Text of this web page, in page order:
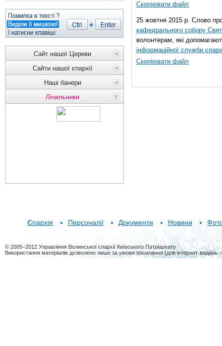
Сайт нашої Церкви
Сайти нашої єпархії
Наші банери
Лічильники
Скопіювати файл
25 жовтня 2015 р. Слово
кафедрального собору
волонтерам, які
інформаційної служби
Скопіювати файл
Єпархія Персоналії Документи Новини
© 2005–2012 Управління Волинської єпархії Київського Патріархату
Використання матеріалів дозволено лише за умови посилання (для інтернет-видань